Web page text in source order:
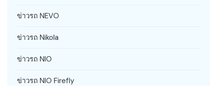
ข่าวรถ NEVO
ข่าวรถ Nikola
ข่าวรถ NIO
ข่าวรถ NIO Firefly